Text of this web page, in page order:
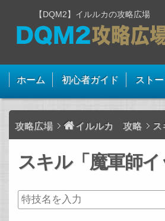
【DQM2】イルルカの攻略広場
ホーム 初心者ガイド スト
攻略広場 イルルカ 攻略 ス
スキル「魔軍師